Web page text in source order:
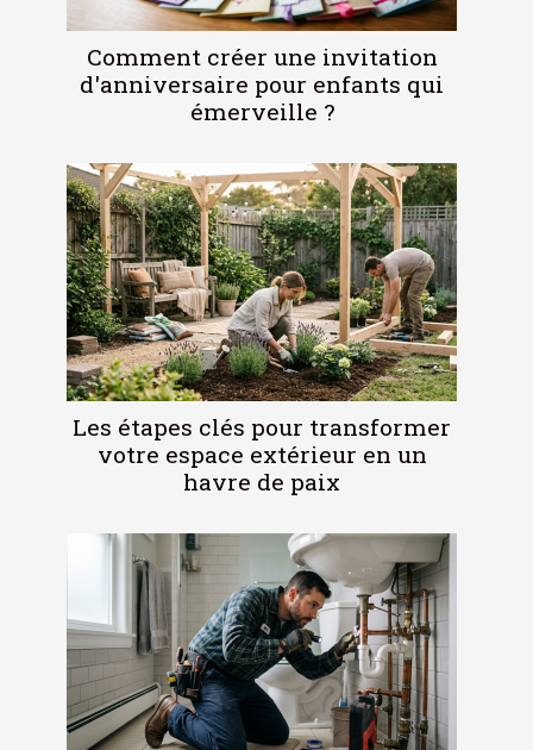
Comment créer une invitation
d'anniversaire pour enfants qui
émerveille ?
Les étapes clés pour transformer
votre espace extérieur en un
havre de paix